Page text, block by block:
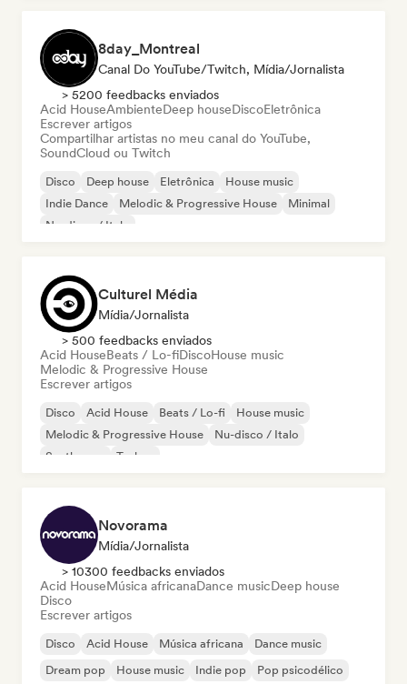
8day_Montreal
Canal Do YouTube/Twitch, Mídia/Jornalista
> 5200 feedbacks enviados
Acid HouseAmbienteDeep houseDiscoEletrônica
Escrever artigos
Compartilhar artistas no meu canal do YouTube,
SoundCloud ou Twitch
Disco Deep house Eletrônica
House music
Indie Dance
Melodic & Progressive House
Minimal
Nu-disco / Italo
Culturel Média
Mídia/Jornalista
> 500 feedbacks enviados
Acid HouseBeats / Lo-fiDiscoHouse music
Melodic & Progressive House
Escrever artigos
Disco Acid House Beats / Lo-fi
House music
Melodic & Progressive House
Nu-disco / Italo
Synthwave
Techno
Novorama
Mídia/Jornalista
> 10300 feedbacks enviados
Acid HouseMúsica africanaDance musicDeep house
Disco
Escrever artigos
Disco Acid House Música africana
Dance music
Dream pop
House music Indie pop Pop psicodélico